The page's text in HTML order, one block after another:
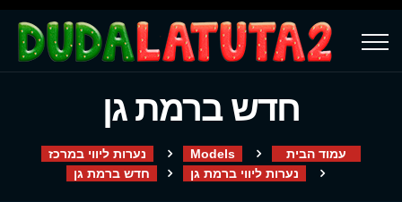
חדש ברמת גן
עמוד הבית Models
נערות ליווי במרכז
נערות ליווי ברמת גן
חדש ברמת גן